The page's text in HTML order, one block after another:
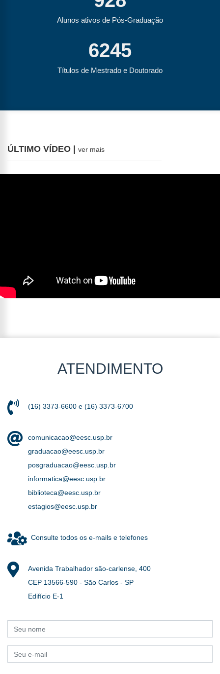
Alunos ativos de Pós-Graduação
6245
Títulos de Mestrado e Doutorado
ÚLTIMO VÍDEO | ver mais
ATENDIMENTO
(16) 3373-6600 e (16) 3373-6700
comunicacao@eesc.usp.br
graduacao@eesc.usp.br
posgraduacao@eesc.usp.br
informatica@eesc.usp.br
biblioteca@eesc.usp.br
estagios@eesc.usp.br
Consulte todos os e-mails e telefones
Avenida Trabalhador são-carlense, 400
CEP 13566-590 - São Carlos - SP
Edifício E-1